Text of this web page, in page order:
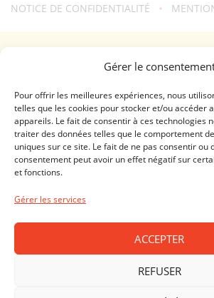
Gérer le
Pour offrir les meilleures expériences, nous
telles que les cookies pour stocker et/ou accéder
appareils. Le fait de consentir à ces technologies
traiter des données telles que le comportement
uniques sur ce site. Le fait de ne pas consentir ou
consentement peut avoir un effet négatif sur
et fonctions.
Gérer les services
ACCEPTER
REFUSER
NOTICE DE CONFIDENTIALITÉ
Lundi - Vendredi: 9:00-18:30 / Samedi: 9:00-17:00
GENÈVE - RIVE GAUCHE (RHÔNE)
Horaires d'ouverture
Lundi - Vendredi: 10:00-19:00 / Samedi: 10:00-18:00
LAUSANNE - CENTRE VILLE
Lundi - Vendredi: 10:00-19:00 / Samedi: 09:00-18:00